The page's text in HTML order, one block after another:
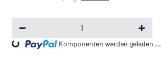
Loading... Komponenten werden geladen ...